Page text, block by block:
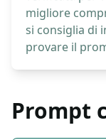
migliore
si consiglia di
provare il
Prompt